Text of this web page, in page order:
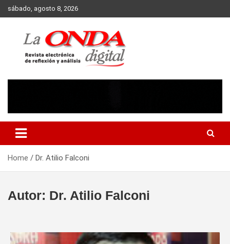
Skip
to
sábado, agosto 8, 2026
Home Dr. Atilio Falconi
Autor: Dr. Atilio Falconi